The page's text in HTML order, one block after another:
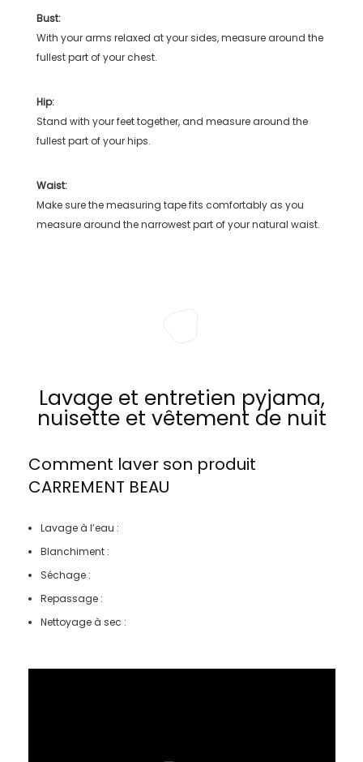
Bust:
With your arms relaxed at your sides, measure around the
fullest part of your chest.
Hip:
Stand with your feet together, and measure around the
fullest part of your hips.
Waist:
Make sure the measuring tape fits comfortably as you
measure around the narrowest part of your natural waist.
Lavage et entretien pyjama,
nuisette et vêtement de nuit
Comment laver son produit
CARREMENT BEAU
Lavage à l’eau :
Blanchiment :
Séchage :
Repassage :
Nettoyage à sec :